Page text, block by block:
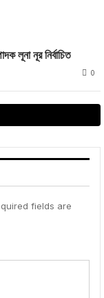
লূনা নূর নির্বাচিত
0
fields are